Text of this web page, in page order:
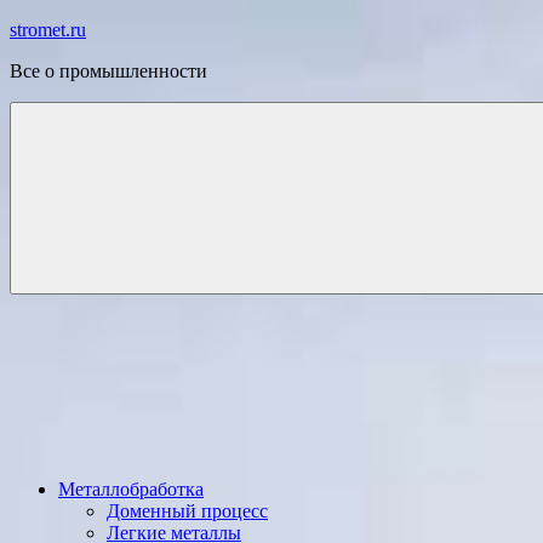
Перейти
содержимому
stromet.ru
Все о промышленности
Металлобработка
Доменный процесс
Легкие металлы